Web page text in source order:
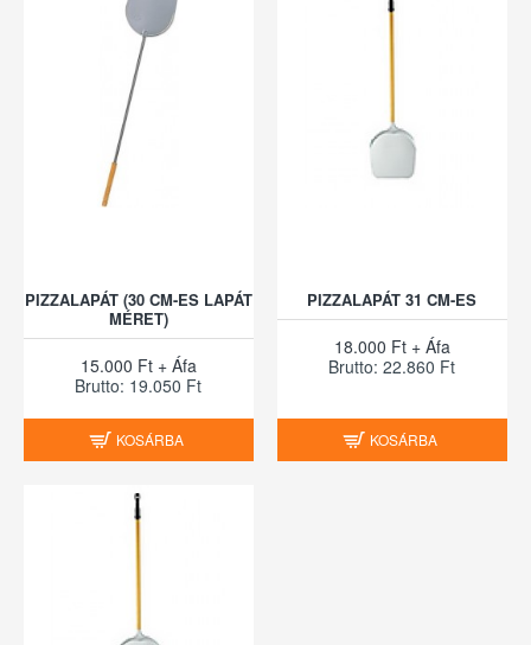
PIZZALAPÁT (30 CM-ES LAPÁT
MÉRET)
15.000 Ft + Áfa
Brutto: 19.050 Ft
KOSÁRBA
PIZZALAPÁT 31 CM-ES
18.000 Ft + Áfa
Brutto: 22.860 Ft
KOSÁRBA